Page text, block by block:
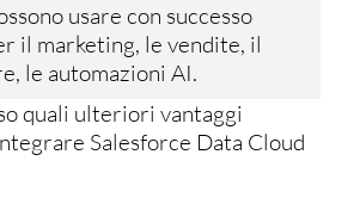
usare con successo
il marketing, le vendite, il
le automazioni AI.
quali ulteriori vantaggi
Salesforce Data Cloud